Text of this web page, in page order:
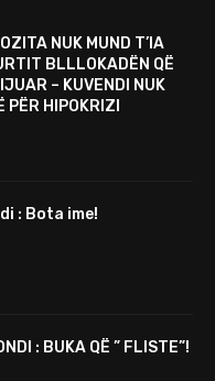
NUK MUND T’IA
BLLLOKADËN QË
– KUVENDI NUK
PËR HIPOKRIZI
: Bota ime!
: BUKA QË ” FLISTE”!